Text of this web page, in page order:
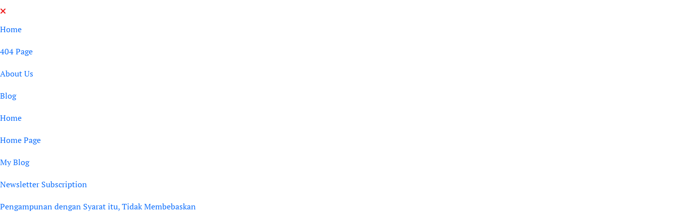
Skip
to
Home
404 Page
About Us
Blog
Home
Home Page
My Blog
Newsletter Subscription
Pengampunan dengan Syarat itu, Tidak Membebaskan